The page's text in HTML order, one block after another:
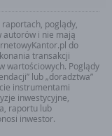
poglądy,
autorów i nie mają
do
transakcji
wartościowych. Poglądy
lub „doradztwa”
instrumentami
inwestycyjne,
raportu lub
inwestor.
organizacjom